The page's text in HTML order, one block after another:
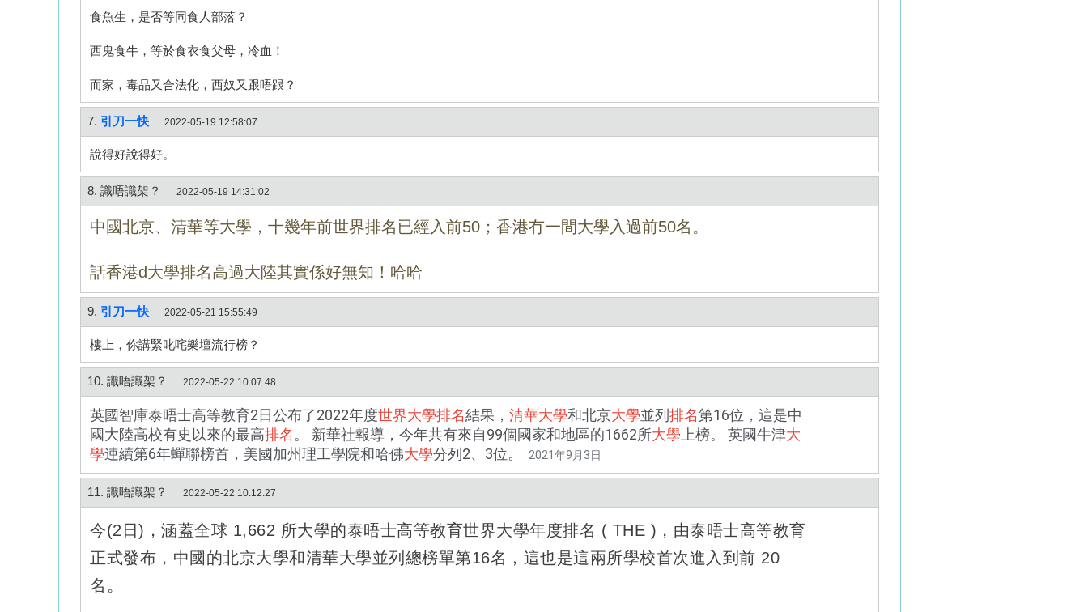
食魚生，是否等同食人部落？
西鬼食牛，等於食衣食父母，冷血！
而家，毒品又合法化，西奴又跟唔跟？
7. 引刀一快 2022-05-19 12:58:07
說得好說得好。
8. 識唔識架？ 2022-05-19 14:31:02
中國北京、清華等大學，十幾年前世界排名已經入前50；香港冇一間大學入過前50名。
話香港d大學排名高過大陸其實係好無知！哈哈
9. 引刀一快 2022-05-21 15:55:49
樓上，你講緊叱咤樂壇流行榜？
10. 識唔識架？ 2022-05-22 10:07:48
英國智庫泰晤士高等教育2日公布了2022年度世界大學排名結果， 清華大學和北京大學並列排名第16位，這是中
國大陸高校有史以來的最高排名 。 新華社報導，今年共有來自99個國家和地區的1662所大學 上榜。 英國牛津大
學連續第6年蟬聯榜首，美國加州理工學院和哈佛大學分列2、3位。 2021年9月3日
11. 識唔識架？ 2022-05-22 10:12:27
今(2日)，涵蓋全球 1,662 所大學的泰晤士高等教育世界大學年度排名 ( THE )，由泰晤士高等教育
正式發布，中國的北京大學和清華大學並列總榜單第16名，這也是這兩所學校首次進入到前 20
名。